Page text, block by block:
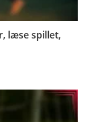
læse spillet,